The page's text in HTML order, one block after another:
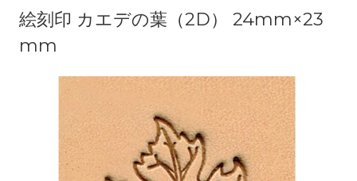
絵刻印 カエデの葉（2D） 24mm×23
mm